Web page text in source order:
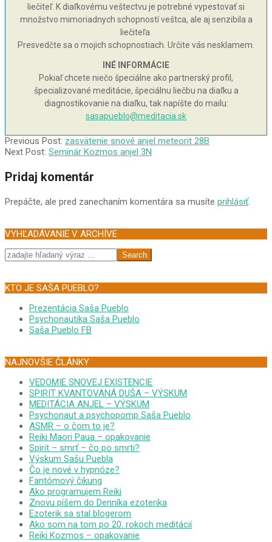
liečiteľ. K diaľkovému veštectvu je potrebné vypestovať si
množstvo mimoriadnych schopností veštca, ale aj senzibila a
liečiteľa.
Presvedčte sa o mojich schopnostiach. Určite vás nesklamem.
INÉ INFORMÁCIE
Pokiaľ chcete niečo špeciálne ako partnerský profil,
špecializované meditácie, špeciálnu liečbu na diaľku a
diagnostikovanie na diaľku, tak napíšte do mailu:
sasapueblo@meditacia.sk
2010-
10-
Previous Post: zasvätenie snové anjel meteorit 28B
Next Post: Seminár Kozmos anjel 3N
Pridaj komentár
Prepáčte, ale pred zanechaním komentára sa musíte prihlásiť.
VYHĽADÁVANIE V ARCHÍVE
Search
KTO JE SAŠA PUEBLO?
Prezentácia Saša Pueblo
Psychonautika Saša Pueblo
Saša Pueblo FB
NAJNOVŠIE ČLÁNKY
VEDOMIE SNOVEJ EXISTENCIE
SPIRIT KVANTOVANÁ DUŠA – VÝSKUM
MEDITÁCIA ANJEL – VÝSKUM
Psychonaut a psychopomp Saša Pueblo
ASMR – o čom to je?
Reiki Maori Paua – opakovanie
Spirit – smrť – čo po smrti?
Výskum Sašu Puebla
Čo je nové v hypnóze?
Fantómový čikung
Ako programujem Reiki
Znovu píšem do Denníka ezoterika
Ezoterik sa stal blogerom
Ako som na tom po 20. rokoch meditácií
Reiki Kozmos – opakovanie